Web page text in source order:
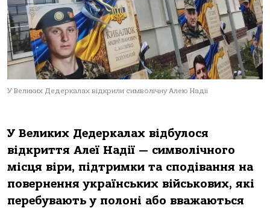
У Великих Дедеркалах відкрили символічну Алею Надії
У Великих Дедеркалах відбулося
відкриття Алеї Надії — символічного
місця віри, підтримки та сподівання на
повернення українських військових, які
перебувають у полоні або вважаються